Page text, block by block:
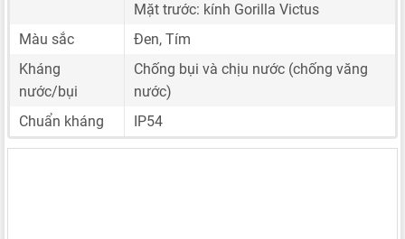
Mặt trước: kính Gorilla Victus
Màu sắc
Đen, Tím
Kháng
nước/bụi
Chống bụi và chịu nước (chống văng
nước)
Chuẩn kháng
IP54